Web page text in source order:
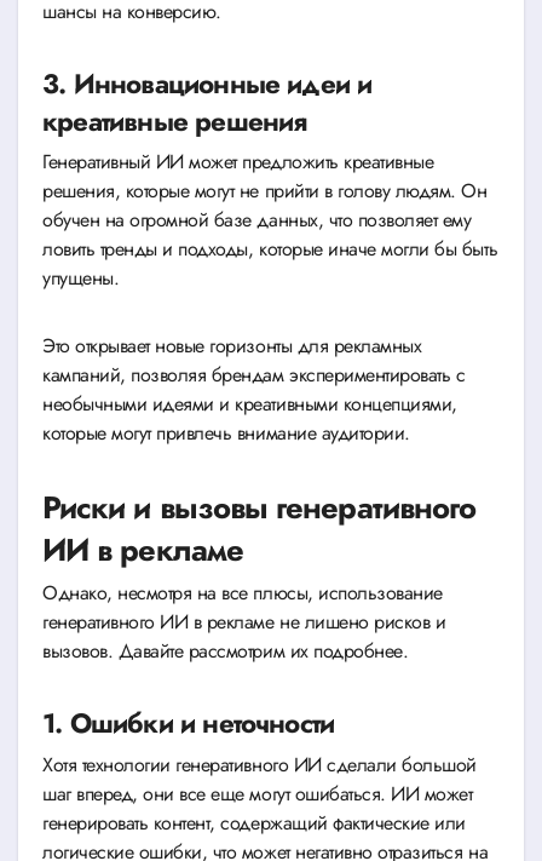
шансы на конверсию.
3. Инновационные идеи и
креативные решения
Генеративный ИИ может предложить креативные
решения, которые могут не прийти в голову людям. Он
обучен на огромной базе данных, что позволяет ему
ловить тренды и подходы, которые иначе могли бы быть
упущены.
Это открывает новые горизонты для рекламных
кампаний, позволяя брендам экспериментировать с
необычными идеями и креативными концепциями,
которые могут привлечь внимание аудитории.
Риски и вызовы генеративного
ИИ в рекламе
Однако, несмотря на все плюсы, использование
генеративного ИИ в рекламе не лишено рисков и
вызовов. Давайте рассмотрим их подробнее.
1. Ошибки и неточности
Хотя технологии генеративного ИИ сделали большой
шаг вперед, они все еще могут ошибаться. ИИ может
генерировать контент, содержащий фактические или
логические ошибки, что может негативно отразиться на